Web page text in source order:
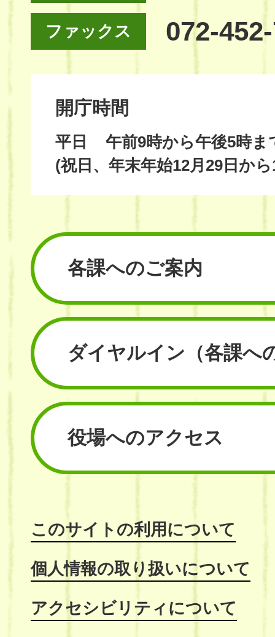
ファックス 072-
開庁時間
平日
午前9時から午後5時ま
(祝日、年末年始12月29日か
各課へのご案内
ダイヤルイン （各課へ
役場へのアクセス
このサイトの利用について
個人情報の取り扱いについて
アクセシビリティについて